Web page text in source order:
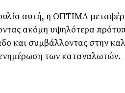
αυτή, η ΟΠΤΙΜΑ
ακόμη υψηλότερα
και συμβάλλοντας στην
των καταναλωτών.